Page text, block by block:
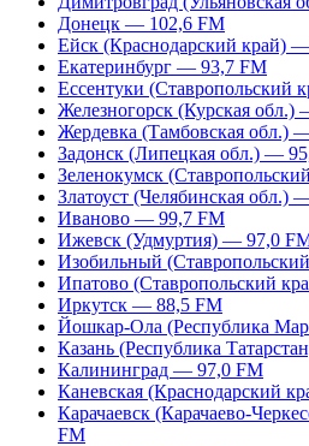
Донецк — 102,6 FM
Ейск (Краснодарский край)
Екатеринбург — 93,7 FM
Ессентуки (Ставропольский
Железногорск (Курская обл.)
Жердевка (Тамбовская обл.)
Задонск (Липецкая обл.) —
Зеленокумск
Златоуст (Челябинская обл.)
Иваново — 99,7 FM
Ижевск (Удмуртия) — 97,0
Изобильный
Ипатово (Ставропольский
Иркутск — 88,5 FM
Йошкар-Ола (Республика
Казань (Республика
Калининград — 97,0 FM
Каневская (Краснодарский
Карачаевск (Карачаево-
FM